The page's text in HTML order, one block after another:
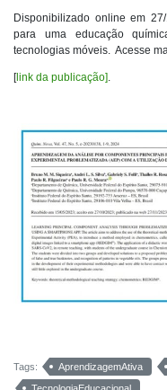
Disponibilizado online em
para uma educação
tecnologias móveis. Acesse
[link da publicação].
Tags: AprendizagemAtiva